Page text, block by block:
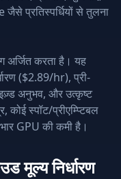
प्रतिस्पर्धियों से तुलना
अर्जित करता है। यह
($2.89/hr), प्री-
अनुभव, और उत्कृष्ट
कोई स्पॉट/प्रीएम्प्टिबल
GPU की कमी है।
मूल्य निर्धारण